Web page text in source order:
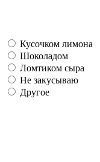
Кусочком лимона
Шоколадом
Ломтиком сыра
Не закусываю
Другое